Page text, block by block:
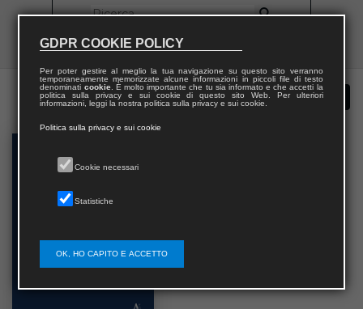
GDPR COOKIE POLICY
Per poter gestire al meglio la tua navigazione su questo sito verranno
temporaneamente memorizzate alcune informazioni in piccoli file di testo
denominati cookie. È molto importante che tu sia informato e che accetti la
politica sulla privacy e sui cookie di questo sito Web. Per ulteriori
informazioni, leggi la nostra politica sulla privacy e sui cookie.
Politica sulla privacy e sui cookie
Cookie necessari
Statistiche
OK, HO CAPITO E ACCETTO